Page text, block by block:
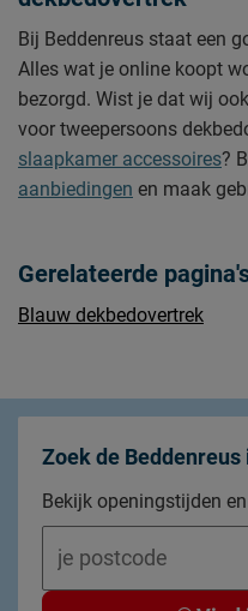
Bij Beddenreus staat een
Alles wat je online koopt
bezorgd. Wist je dat wij
voor tweepersoons
slaapkamer accessoires?
aanbiedingen en maak
Gerelateerde
Blauw dekbedovertrek
Zoek de
Bekijk openingstijden